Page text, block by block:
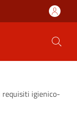
requisiti igienico-